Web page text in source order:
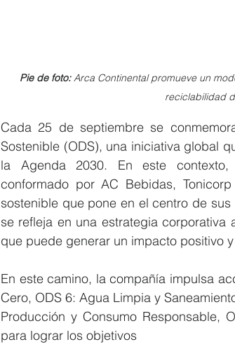
Pie de foto: Arca Continental promueve un
reciclabilidad
Cada 25 de septiembre se
Sostenible (ODS), una iniciativa global
la Agenda 2030. En este contexto,
conformado por AC Bebidas,
sostenible que pone en el centro de
se refleja en una estrategia
que puede generar un impacto positivo
En este camino, la compañía impulsa
Cero, ODS 6: Agua Limpia y
Producción y Consumo Responsable,
para lograr los objetivos